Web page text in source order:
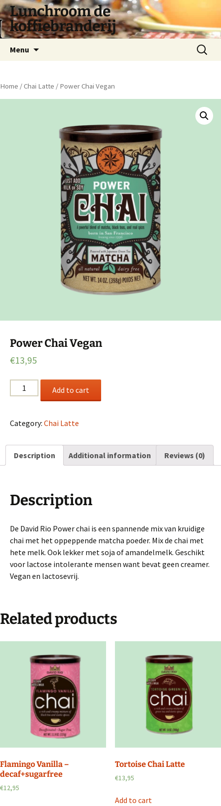
Lunchroom de
koffiebranderij
Menu
Zoeken
naar:
Home /Chai Latte / Power Chai Vegan
Power Chai Vegan
€13,95
Power
Chai
quantity
Add to cart
Category: Chai Latte
Description Additional information Reviews (0)
Description
De David Rio Power chai is een spannende mix van kruidige
chai met het oppeppende matcha poeder. Mix de chai met
hete melk. Ook lekker met soja of amandelmelk. Geschikt
voor lactose intolerante mensen want bevat geen creamer.
Vegan en lactosevrij.
Related products
Flamingo Vanilla –
decaf+sugarfree
€12,95
Tortoise Chai Latte
€13,95
Add to cart